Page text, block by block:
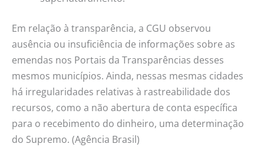
Em relação à transparência, a CGU observou
ausência ou insuficiência de informações sobre as
emendas nos Portais da Transparências desses
mesmos municípios. Ainda, nessas mesmas cidades
há irregularidades relativas à rastreabilidade dos
recursos, como a não abertura de conta específica
para o recebimento do dinheiro, uma determinação
do Supremo. (Agência Brasil)